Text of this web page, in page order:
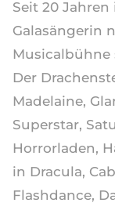
Seit 20
Galasängerin
Musicalbühne
Der
Madelaine,
Superstar,
Horrorladen,
in Dracula,
Flashdance,